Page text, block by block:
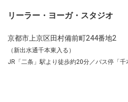
リーラー・ヨーガ・スタジオ
京都市上京区田村備前町244番地2
（新出水通千本東入る）
JR「二条」駅より徒歩約20分／バス停「